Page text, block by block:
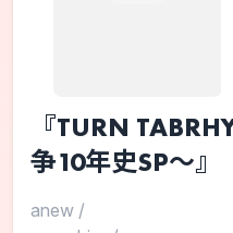
『TURN
争10年史SP～』
anew /